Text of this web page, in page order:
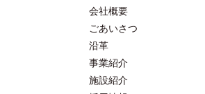
会社概要
ごあいさつ
沿革
事業紹介
施設紹介